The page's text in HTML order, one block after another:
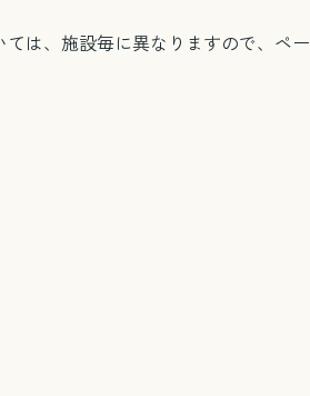
は、施設毎に異なりますので、ペー